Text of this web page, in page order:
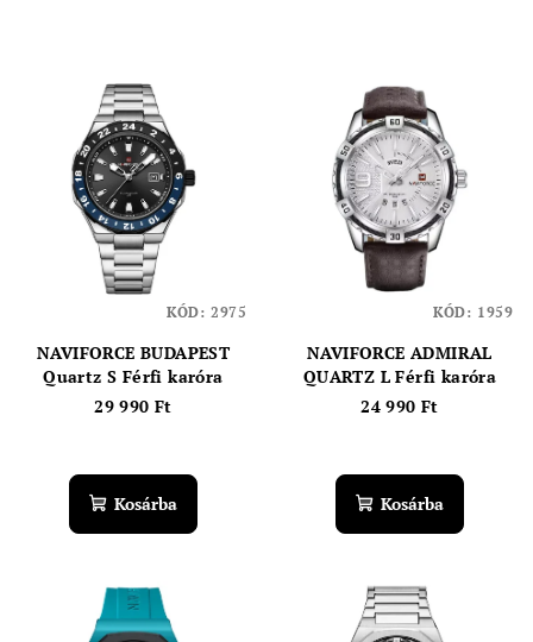
NAVIFORCE BUDAPEST
Quartz S Férfi karóra
29 990 Ft
Kosárba
KÓD: 2975
NAVIFORCE ADMIRAL
QUARTZ L Férfi karóra
24 990 Ft
Kosárba
KÓD: 1959